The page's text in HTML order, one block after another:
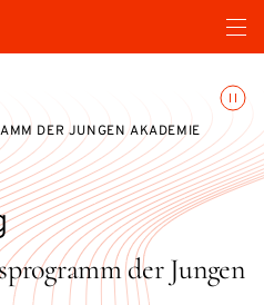
Menü
DER JUNGEN AKADEMIE
der Jungen